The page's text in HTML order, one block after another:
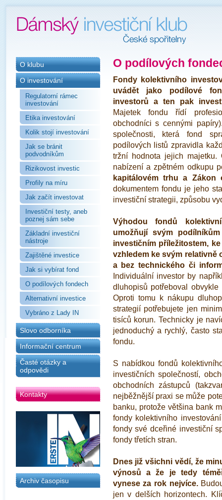
O podílových
Fondy kolektivního
uvádět jako podílové
investorů a ten pak
Majetek fondu řídí
obchodníci s cennými
společnosti, která fond
podílových listů zpravidla
tržní hodnota jejich majetku.
nabízení a zpětném odkupu
kapitálovém trhu a Zákon
dokumentem fondu je jeho
investiční strategii, způsobu
Výhodou fondů
umožňují svým
investičním příležitostem,
vzhledem ke svým relativně
a bez technického či
Individuální investor by
dluhopisů potřeboval
Oproti tomu k nákupu
strategií potřebujete jen
tisíců korun. Technicky je
jednoduchý a rychlý, často
fondu.
S nabídkou fondů
investičních společností,
obchodních zástupců
nejběžnější praxi se může
banku, protože většina bank
fondy kolektivního
fondy své dceřiné investiční
fondy třetích stran.
Dnes již všichni vědí, že
výnosů a že je tedy
vynese za rok nejvíce.
jen v delších horizontech.
O klubu
O investování
Regulatorní rámec
investování
Etika investování
Kolik stojí investování
Jak se bránit
podvodníkům
Rizikovost investic
Profily na míru
Jak začít investovat
Investiční testy, aneb
poznej sám sebe
Základní investiční
nástroje
Zajištěné investice
Jak si vybírat fond
O podílových fondech
Alternativní investice
Vybráno z Lady IN
Slovo odborníka
Informační centrum
Časté otázky a
odpovědi
Kontakty
Archiv časopisu